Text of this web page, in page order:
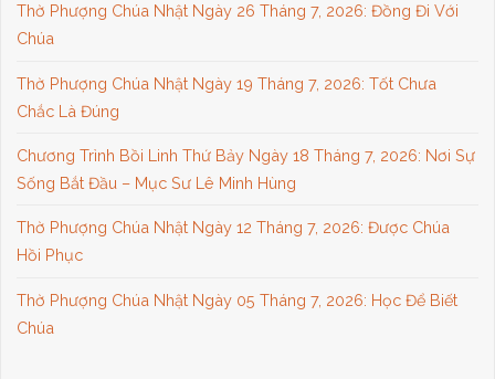
Thờ Phượng Chúa Nhật Ngày 26 Tháng 7, 2026: Đồng Đi Với
Chúa
Thờ Phượng Chúa Nhật Ngày 19 Tháng 7, 2026: Tốt Chưa
Chắc Là Đúng
Chương Trình Bồi Linh Thứ Bảy Ngày 18 Tháng 7, 2026: Nơi Sự
Sống Bắt Đầu – Mục Sư Lê Minh Hùng
Thờ Phượng Chúa Nhật Ngày 12 Tháng 7, 2026: Được Chúa
Hồi Phục
Thờ Phượng Chúa Nhật Ngày 05 Tháng 7, 2026: Học Để Biết
Chúa